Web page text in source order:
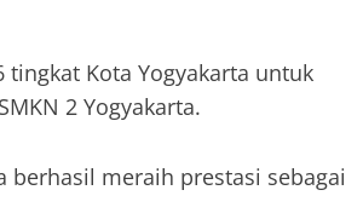
tingkat Kota Yogyakarta untuk
2 Yogyakarta.
berhasil meraih prestasi sebagai